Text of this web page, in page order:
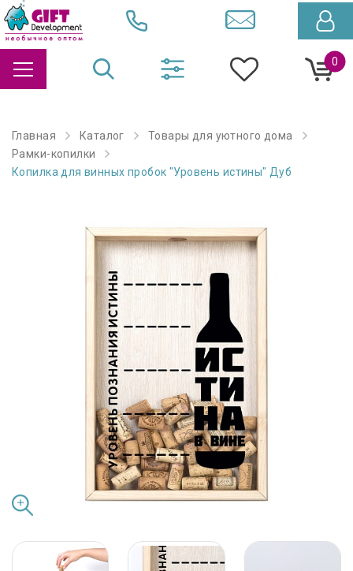
0
Главная Каталог
Товары для уютного дома
Рамки-копилки
Копилка для винных пробок "Уровень истины" Дуб